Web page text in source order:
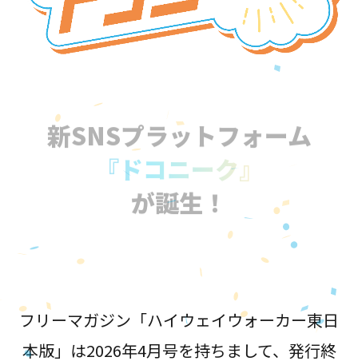
新SNSプラットフォーム
『ドコニーク』
が誕生！
フリーマガジン「ハイウェイウォーカー東日
本版」は2026年4月号を持ちまして、発行終